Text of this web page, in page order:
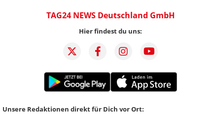
TAG24 NEWS Deutschland GmbH
Hier findest du uns:
Unsere Redaktionen direkt für Dich vor Ort: